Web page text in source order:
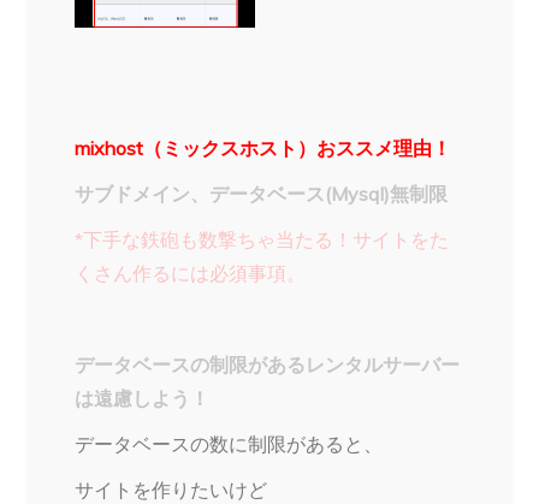
mixhost（ミックスホスト）おススメ理由！
サブドメイン、データベース(Mysql)無制限
*下手な鉄砲も数撃ちゃ当たる！サイトをた
くさん作るには必須事項。
データベースの制限があるレンタルサーバー
は遠慮しよう！
データベースの数に制限があると、
サイトを作りたいけど